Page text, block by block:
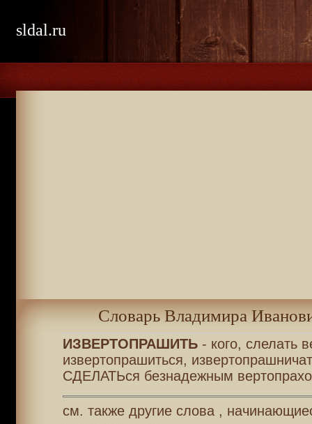
sldal.ru
Словарь Владимира
ИЗВЕРТОПРАШИТЬ- кого, слелать
извертопрашиться,
СДЕЛАТЬся безнадежным
см. также другие слова ,